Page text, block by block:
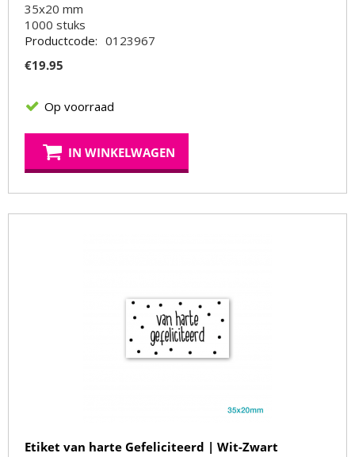
35x20 mm
1000 stuks
Productcode: 0123967
€19.95
Op voorraad
IN WINKELWAGEN
Etiket van harte Gefeliciteerd | Wit-Zwart